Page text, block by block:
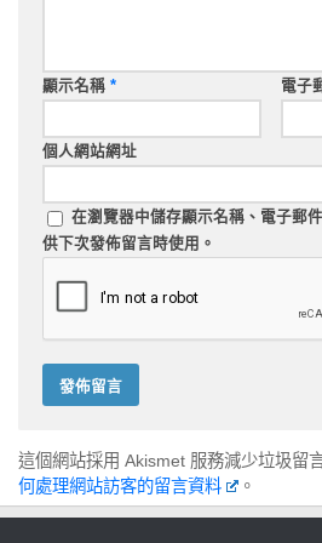
顯示名稱 * 電子
個人網站網址
在瀏覽器中儲存顯示名稱、電子郵
供下次發佈留言時使用。
這個網站採用 Akismet 服務減少垃圾留
何處理網站訪客的留言資料
。